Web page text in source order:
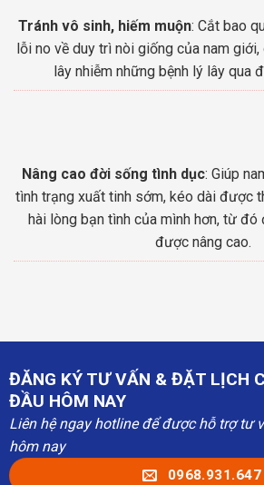
Tránh vô sinh, hiếm muộn: Cắt bao
lỗi no về duy trì nòi giống của nam
lây nhiễm những bệnh lý lây qua
Nâng cao đời sống tình dục: Giúp
tình trạng xuất tinh sớm, kéo dài được
hài lòng bạn tình của mình hơn, từ
được nâng cao.
ĐĂNG KÝ TƯ VẤN & ĐẶT LỊCH
ĐẦU HÔM NAY
Liên hệ ngay hotline để được hỗ trợ tư
hôm nay
0968.931.647